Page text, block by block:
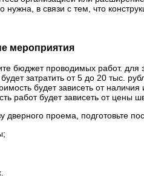
нужна, в связи с тем, что
мероприятия
бюджет проводимых работ.
затратить от 5 до 20 тыс.
будет зависеть от
работ будет зависеть от цены
дверного проема, подготовьте